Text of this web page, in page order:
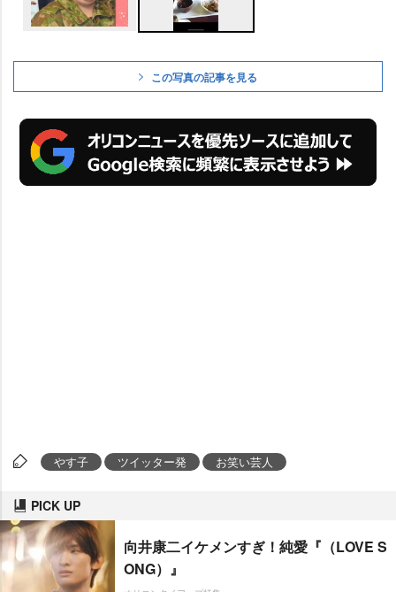
この写真の記事を見る
す子 ツイッター発 お笑い芸人
PICK UP
向井康二イケメンすぎ！純愛『（LOVE S
ONG）』